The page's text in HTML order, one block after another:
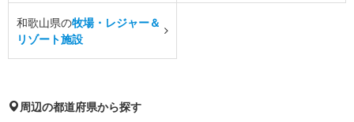
和歌山県の牧場・レジャー＆
リゾート施設
周辺の都道府県から探す